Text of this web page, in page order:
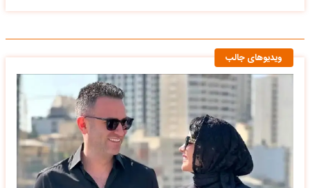
ویدیوهای جالب